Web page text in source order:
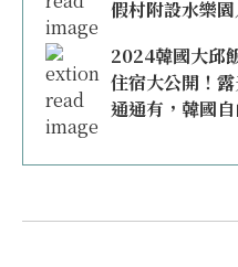
假村附設水樂園
2024韓國大邱
住宿大公開！
通通有，韓國自